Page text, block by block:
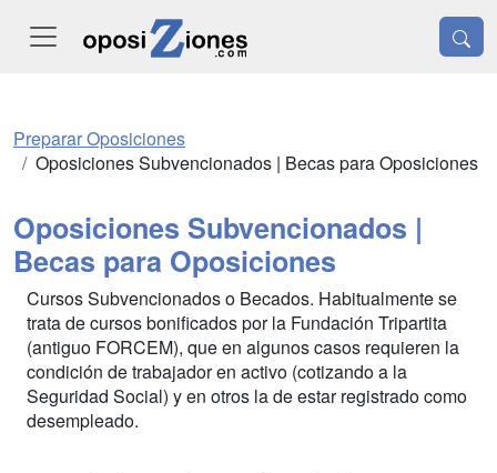
Preparar Oposiciones
Oposiciones Subvencionados | Becas para Oposiciones
Oposiciones Subvencionados |
Becas para Oposiciones
Cursos Subvencionados o Becados. Habitualmente se
trata de cursos bonificados por la Fundación Tripartita
(antiguo FORCEM), que en algunos casos requieren la
condición de trabajador en activo (cotizando a la
Seguridad Social) y en otros la de estar registrado como
desempleado.